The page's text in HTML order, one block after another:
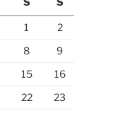
1
2
8
9
15
16
22
23